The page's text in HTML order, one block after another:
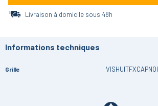
Livraison à domicile sous 48h
Informations techniques
Grille VISHUITFXCAPNOI